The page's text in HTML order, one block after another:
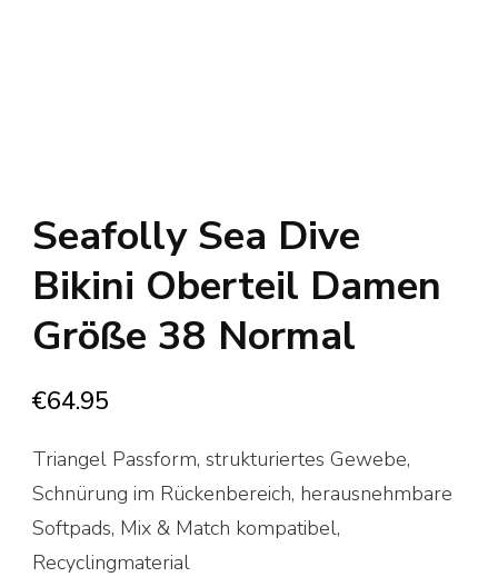
Seafolly Sea Dive
Bikini Oberteil Damen
Größe 38 Normal
€64.95
Triangel Passform, strukturiertes Gewebe,
Schnürung im Rückenbereich, herausnehmbare
Softpads, Mix & Match kompatibel,
Recyclingmaterial